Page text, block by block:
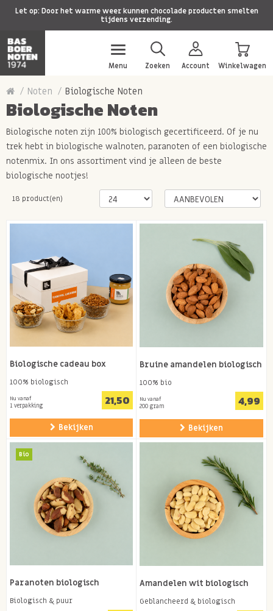
Let op: Door het warme weer kunnen chocolade producten smelten
tijdens verzending.
Menu Zoeken Account Winkelwagen
Noten Biologische Noten
Biologische Noten
Biologische noten zijn 100% biologisch gecertificeerd. Of je nu
trek hebt in biologische walnoten, paranoten of een biologische
notenmix. In ons assortiment vind je alleen de beste
biologische nootjes!
18 product(en)
Biologische cadeau box
100% biologisch
Nu vanaf
1 verpakking 21,50
Bekijken
Bruine amandelen biologisch
100% bio
Nu vanaf
200 gram 4,99
Bekijken
Bio
Paranoten biologisch
Biologisch & puur
Amandelen wit biologisch
Geblancheerd & biologisch